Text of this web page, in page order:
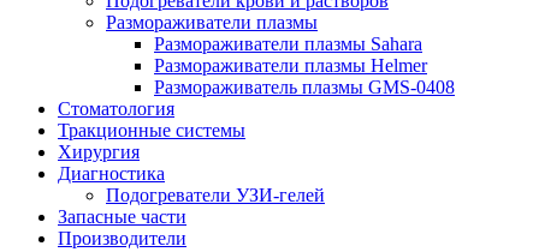
Размораживатели плазмы
Размораживатели плазмы Sahara
Размораживатели плазмы Helmer
Размораживатель плазмы GMS-0408
Стоматология
Тракционные системы
Хирургия
Диагностика
Подогреватели УЗИ-гелей
Запасные части
Производители